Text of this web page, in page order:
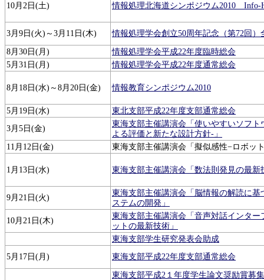
10月2日(土) 情報処理北海道シンポジウム2010 Info-
3月9日(火)～3月11日(木) 情報処理学会創立50周年記念（第72回）
8月30日(月)
情報処理学会平成22年度臨時総会
5月31日(月)
情報処理学会平成22年度通常総会
8月18日(水)～8月20日(金) 情報教育シンポジウム2010
5月19日(水)
東北支部平成22年度支部通常総会
3月5日(金)
東海支部主催講演会「使いやすいソフト
よる評価と新たな設計方針-」
11月12日(金)
東海支部主催講演会「擬似感性−ロボッ
1月13日(水) 東海支部主催講演会「数法則発見の最新
9月21日(火)
東海支部主催講演会「脳情報の解読に基
ステムの開発」
10月21日(木)
東海支部主催講演会「音声対話インター
ットの最新技術」
東海支部学生研究発表会助成
5月17日(月)
東海支部平成22年度支部通常総会
東海支部平成2１年度学生論文奨励賞募集